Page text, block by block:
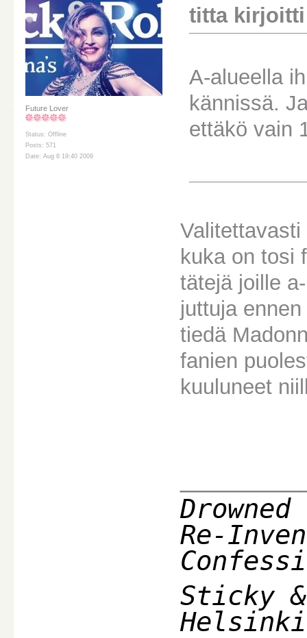
Future Lover
Status: Offline
Posts: 571
Date: Aug 8 19:40 2009
titta
A-alueella
kännissä.
ettäkö vain
kuka on tosi
tätejä joille
juttuja
tiedä
fanien
kuuluneet
Re-
Sticky